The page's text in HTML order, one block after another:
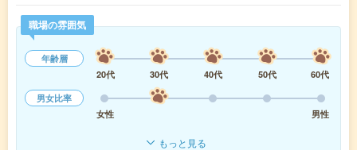
職場の雰囲気
年齢層
20代
30代 40代 50代
60代
男女比率
女性
男性
もっと見る